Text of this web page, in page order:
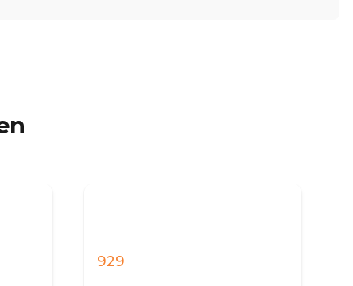
1.199